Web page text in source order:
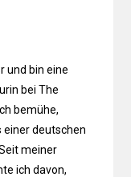
und bin eine
bei The
bemühe,
deutschen
meiner
ich davon,